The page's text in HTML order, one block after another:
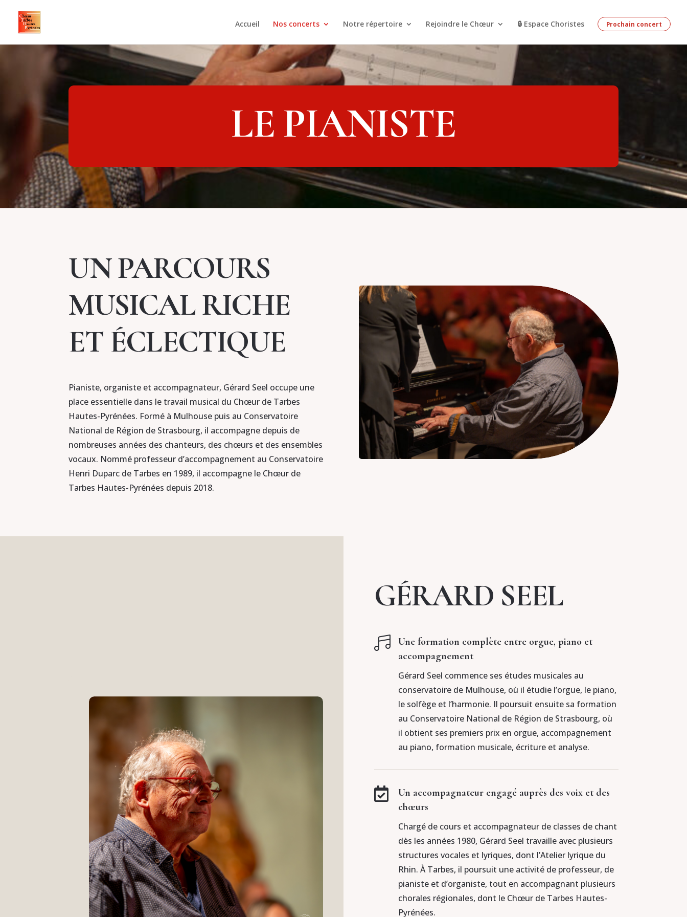
Accueil Nos concerts Notre répertoire Rejoindre le Chœur 🔒 Espace Choristes Prochain concert
LE PIANISTE
UN PARCOURS
MUSICAL RICHE
ET ÉCLECTIQUE
Pianiste, organiste et accompagnateur, Gérard Seel occupe une
place essentielle dans le travail musical du Chœur de Tarbes
Hautes-Pyrénées. Formé à Mulhouse puis au Conservatoire
National de Région de Strasbourg, il accompagne depuis de
nombreuses années des chanteurs, des chœurs et des ensembles
vocaux. Nommé professeur d’accompagnement au Conservatoire
Henri Duparc de Tarbes en 1989, il accompagne le Chœur de
Tarbes Hautes-Pyrénées depuis 2018.
GÉRARD SEEL

Une formation complète entre orgue, piano et
accompagnement
Gérard Seel commence ses études musicales au
conservatoire de Mulhouse, où il étudie l’orgue, le piano,
le solfège et l’harmonie. Il poursuit ensuite sa formation
au Conservatoire National de Région de Strasbourg, où
il obtient ses premiers prix en orgue, accompagnement
au piano, formation musicale, écriture et analyse.

Un accompagnateur engagé auprès des voix et des
chœurs
Chargé de cours et accompagnateur de classes de chant
dès les années 1980, Gérard Seel travaille avec plusieurs
structures vocales et lyriques, dont l’Atelier lyrique du
Rhin. À Tarbes, il poursuit une activité de professeur, de
pianiste et d’organiste, tout en accompagnant plusieurs
chorales régionales, dont le Chœur de Tarbes Hautes-
Pyrénées.